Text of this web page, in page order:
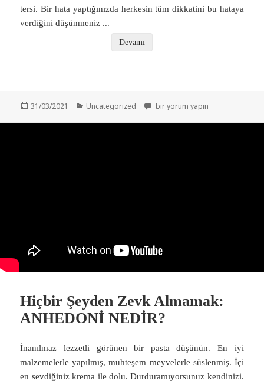
tersi. Bir hata yaptığınızda herkesin tüm dikkatini bu hataya
verdiğini düşünmeniz ...
Devamı
Yayın
31/03/2021 Kategoriler
Uncategorized “Kimsenin Umurunda Değilsin”
bir yorum yapın
Hiçbir Şeyden Zevk Almamak:
ANHEDONİ NEDİR?
İnanılmaz lezzetli görünen bir pasta düşünün. En iyi
malzemelerle yapılmış, muhteşem meyvelerle süslenmiş. İçi
en sevdiğiniz krema ile dolu. Durduramıyorsunuz kendinizi.